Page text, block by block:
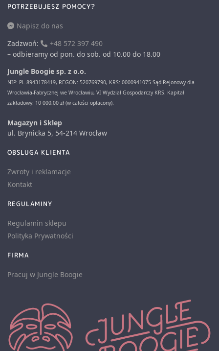
POTRZEBUJESZ POMOCY?
Napisz do nas
Zadzwoń:
+48 572 397 490
– odbieramy od pon. do sob. od 10.00 do 18.00
Jungle Boogie sp. z o.o.
NIP: PL 8943178419, REGON: 520769790, KRS: 0000941075 Sąd Rejonowy dla
Wrocławia-Fabrycznej we Wrocławiu, VI Wydział Gospodarczy KRS. Kapitał
zakładowy: 10 000,00 zł (w całości opłacony).
Magazyn i Sklep
ul. Brynicka 5, 54-214 Wrocław
OBSLUGA KLIENTA
Zwroty i reklamacje
Kontakt
REGULAMINY
Regulamin sklepu
Polityka Prywatności
FIRMA
Pracuj w Jungle Boogie